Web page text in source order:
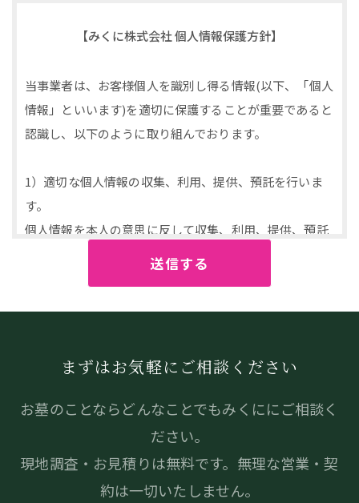
【みくに株式会社 個人情報保護方針】
当事業者は、お客様個人を識別し得る情報(以下、「個人
情報」といいます)を適切に保護することが重要であると
認識し、以下のように取り組んでおります。
1）適切な個人情報の収集、利用、提供、預託を行いま
す。
個人情報を本人の意思に反して収集、利用、提供、預託
することは、権利の侵害になると共に事業者としての信
目的、当事業者の問合せ窓口等を明示したうえで、必要
法的な要請等によらない限り、お客様の事前承認なく第
三者に開示・提供することはありません。 また、お客様
の個人情報を業務委託先に提供する場合は、守秘契約等
によって業務委託先に個人情報保護を義務付けるととも
まずはお気軽にご相談ください
お墓のことならどんなことでもみくににご相談く
ださい。
現地調査・お見積りは無料です。無理な営業・契
約は一切いたしません。